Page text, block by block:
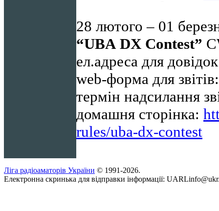
28 лютого – 01
“UBA DX Contest”
ел.адреса для
web-форма для
термін надсилання
домашня сторінка:
rules/uba-dx-contest
Ліга радіоаматорів України © 1991-2026.
Електронна скринька для відправки інформації: